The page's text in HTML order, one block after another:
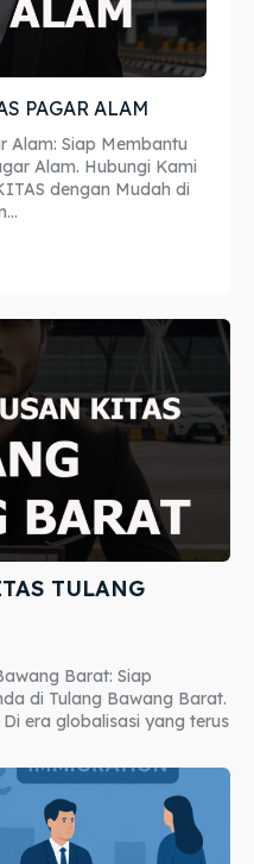
PAGAR ALAM
Alam: Siap Membantu
Alam. Hubungi Kami
dengan Mudah di
TULANG
Barat: Siap
di Tulang Bawang Barat.
era globalisasi yang terus